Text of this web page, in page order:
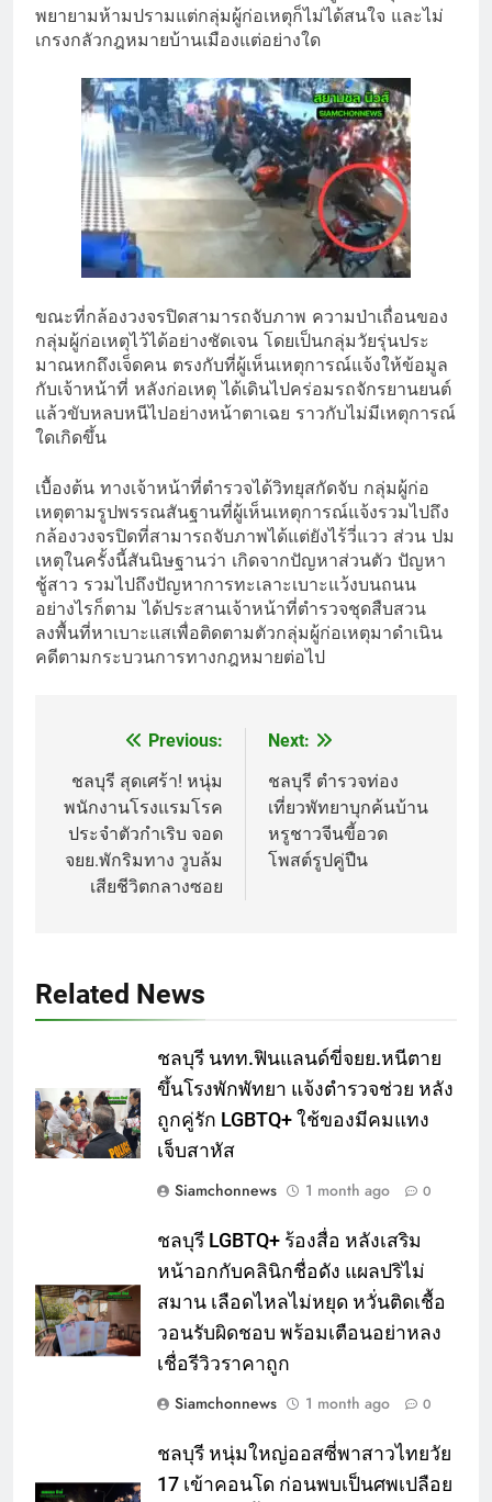
พยายามห้ามปรามแต่กลุ่มผู้ก่อเหตุก็ไม่ได้สนใจ และไม่
เกรงกลัวกฎหมายบ้านเมืองแต่อย่างใด
ขณะที่กล้องวงจรปิดสามารถจับภาพ ความป่าเถื่อนของ
กลุ่มผู้ก่อเหตุไว้ได้อย่างชัดเจน โดยเป็นกลุ่มวัยรุ่นประ
มาณหกถึงเจ็ดคน ตรงกับที่ผู้เห็นเหตุการณ์แจ้งให้ข้อมูล
กับเจ้าหน้าที่ หลังก่อเหตุ ได้เดินไปคร่อมรถจักรยานยนต์
แล้วขับหลบหนีไปอย่างหน้าตาเฉย ราวกับไม่มีเหตุการณ์
ใดเกิดขึ้น
เบื้องต้น ทางเจ้าหน้าที่ตำรวจได้วิทยุสกัดจับ กลุ่มผู้ก่อ
เหตุตามรูปพรรณสันฐานที่ผู้เห็นเหตุการณ์แจ้งรวมไปถึง
กล้องวงจรปิดที่สามารถจับภาพได้แต่ยังไร้วี่แวว ส่วน ปม
เหตุในครั้งนี้สันนิษฐานว่า เกิดจากปัญหาส่วนตัว ปัญหา
ชู้สาว รวมไปถึงปัญหาการทะเลาะเบาะแว้งบนถนน
อย่างไรก็ตาม ได้ประสานเจ้าหน้าที่ตำรวจชุดสืบสวน
ลงพื้นที่หาเบาะแสเพื่อติดตามตัวกลุ่มผู้ก่อเหตุมาดำเนิน
คดีตามกระบวนการทางกฎหมายต่อไป
navigation
Previous:
ชลบุรี สุดเศร้า! หนุ่ม
พนักงานโรงแรมโรค
ประจำตัวกำเริบ จอด
จยย.พักริมทาง วูบล้ม
เสียชีวิตกลางซอย
Next:
ชลบุรี ตำรวจท่อง
เที่ยวพัทยาบุกค้นบ้าน
หรูชาวจีนขี้อวด
โพสต์รูปคู่ปืน
Related News
ชลบุรี นทท.ฟินแลนด์ขี่จยย.หนีตาย
ขึ้นโรงพักพัทยา แจ้งตำรวจช่วย หลัง
ถูกคู่รัก LGBTQ+ ใช้ของมีคมแทง
เจ็บสาหัส
Siamchonnews
1 month ago 0
ชลบุรี LGBTQ+ ร้องสื่อ หลังเสริม
หน้าอกกับคลินิกชื่อดัง แผลปริไม่
สมาน เลือดไหลไม่หยุด หวั่นติดเชื้อ
วอนรับผิดชอบ พร้อมเตือนอย่าหลง
เชื่อรีวิวราคาถูก
Siamchonnews
1 month ago 0
ชลบุรี หนุ่มใหญ่ออสซี่พาสาวไทยวัย
17 เข้าคอนโด ก่อนพบเป็นศพเปลือย